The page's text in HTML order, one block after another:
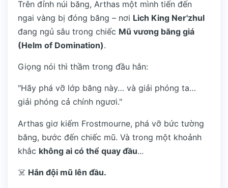
Trên đỉnh núi băng, Arthas một mình tiến đến
ngai vàng bị đóng băng – nơi Lich King Ner'zhul
đang ngủ sâu trong chiếc Mũ vương băng giá
(Helm of Domination).
Giọng nói thì thầm trong đầu hắn:
"Hãy phá vỡ lớp băng này… và giải phóng ta…
giải phóng cả chính ngươi."
Arthas giơ kiếm Frostmourne, phá vỡ bức tường
băng, bước đến chiếc mũ. Và trong một khoảnh
khắc không ai có thể quay đầu...
☠️ Hắn đội mũ lên đầu.